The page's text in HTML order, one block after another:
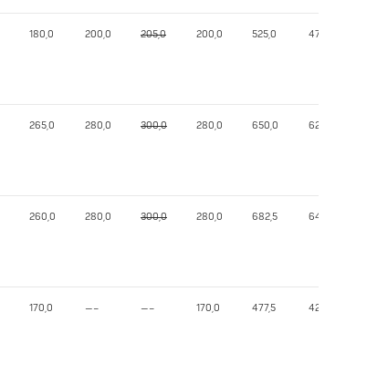
180,0 200,0 205,0 200,0 525,0 474,59
265,0 280,0 300,0 280,0 650,0 622,29
260,0 280,0 300,0 280,0 682,5 642,38
170,0 —– —– 170,0 477,5 427,29